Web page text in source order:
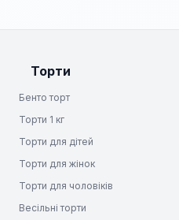
Торти
Бенто торт
Торти 1 кг
Торти для дітей
Торти для жінок
Торти для чоловіків
Весільні торти